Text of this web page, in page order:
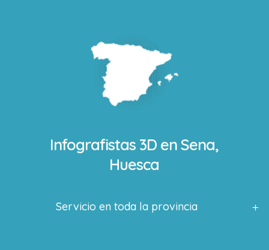
Infografistas 3D enSena,
Huesca
Servicio en toda la provincia